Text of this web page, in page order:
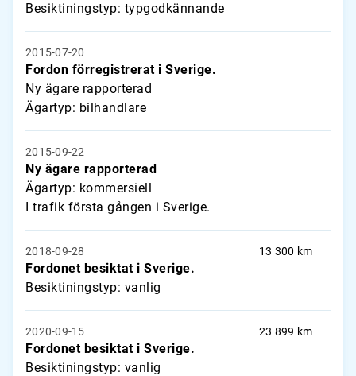
Besiktiningstyp: typgodkännande
2015-07-20
Fordon förregistrerat i Sverige.
Ny ägare rapporterad
Ägartyp: bilhandlare
2015-09-22
Ny ägare rapporterad
Ägartyp: kommersiell
I trafik första gången i Sverige.
2018-09-28
Fordonet besiktat i Sverige.
Besiktiningstyp: vanlig
13 300 km
2020-09-15
Fordonet besiktat i Sverige.
Besiktiningstyp: vanlig
23 899 km